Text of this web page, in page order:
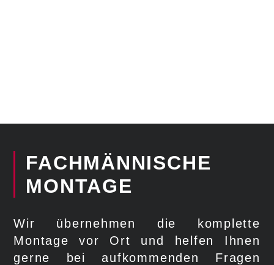
FACHMÄNNISCHE
MONTAGE
Wir übernehmen die komplette
Montage vor Ort und helfen Ihnen
gerne bei aufkommenden Fragen